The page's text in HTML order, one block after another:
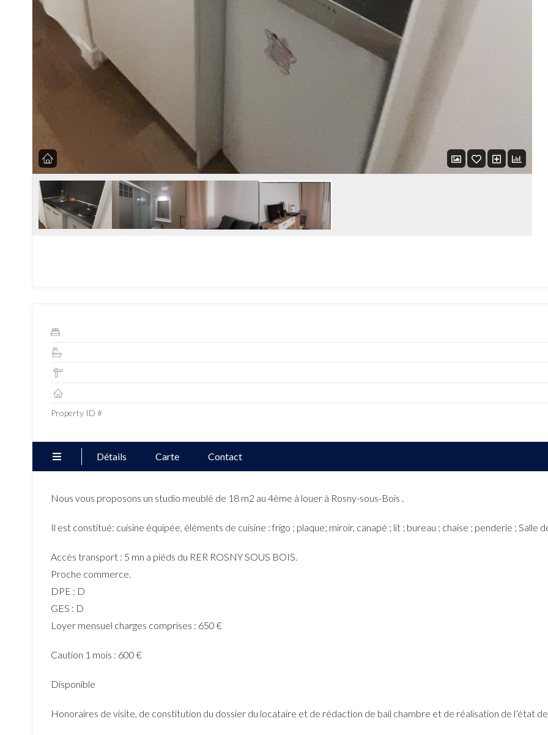
Property ID #
Détails Carte Contact
Nous vous proposons un studio meublé de 18 m2 au 4ème à louer à Rosny-sous-Bois .
Il est constitué: cuisine équipée, éléments de cuisine : frigo ; plaque; miroir, canapé ; lit ; bureau ; chaise ; penderie ; Salle
Accès transport : 5 mn a piéds du RER ROSNY SOUS BOIS.
Proche commerce.
DPE : D
GES : D
Loyer mensuel charges comprises : 650 €
Caution 1 mois : 600 €
Disponible
Honoraires de visite, de constitution du dossier du locataire et de rédaction de bail chambre et de réalisation de l’état